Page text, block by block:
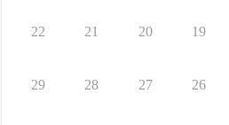
19
20
21
22
26
27
28
29